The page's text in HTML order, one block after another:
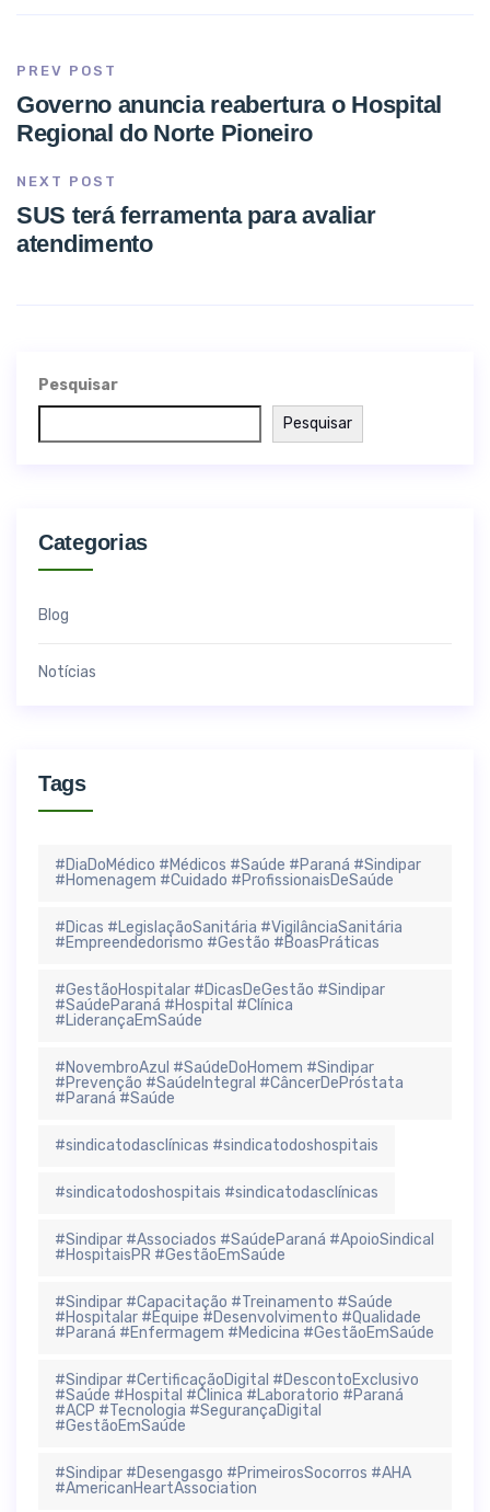
PREV POST
Governo anuncia reabertura o Hospital
Regional do Norte Pioneiro
NEXT POST
SUS terá ferramenta para avaliar
atendimento
Pesquisar
Pesquisar
Categorias
Blog
Notícias
Tags
#DiaDoMédico #Médicos #Saúde #Paraná #Sindipar
#Homenagem #Cuidado #ProfissionaisDeSaúde
#Dicas #LegislaçãoSanitária #VigilânciaSanitária
#Empreendedorismo #Gestão #BoasPráticas
#GestãoHospitalar #DicasDeGestão #Sindipar
#SaúdeParaná #Hospital #Clínica
#LiderançaEmSaúde
#NovembroAzul #SaúdeDoHomem #Sindipar
#Prevenção #SaúdeIntegral #CâncerDePróstata
#Paraná #Saúde
#sindicatodasclínicas #sindicatodoshospitais
#sindicatodoshospitais #sindicatodasclínicas
#Sindipar #Associados #SaúdeParaná #ApoioSindical
#HospitaisPR #GestãoEmSaúde
#Sindipar #Capacitação #Treinamento #Saúde
#Hospitalar #Equipe #Desenvolvimento #Qualidade
#Paraná #Enfermagem #Medicina #GestãoEmSaúde
#Sindipar #CertificaçãoDigital #DescontoExclusivo
#Saúde #Hospital #Clinica #Laboratorio #Paraná
#ACP #Tecnologia #SegurançaDigital
#GestãoEmSaúde
#Sindipar #Desengasgo #PrimeirosSocorros #AHA
#AmericanHeartAssociation